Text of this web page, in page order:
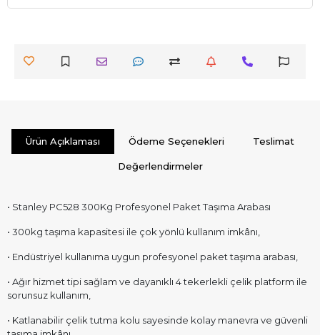
Ürün Açıklaması Ödeme Seçenekleri Teslimat
Değerlendirmeler
• Stanley PC528 300Kg Profesyonel Paket Taşıma Arabası
• 300kg taşıma kapasitesi ile çok yönlü kullanım imkânı,
• Endüstriyel kullanıma uygun profesyonel paket taşıma arabası,
• Ağır hizmet tipi sağlam ve dayanıklı 4 tekerlekli çelik platform ile
sorunsuz kullanım,
• Katlanabilir çelik tutma kolu sayesinde kolay manevra ve güvenli